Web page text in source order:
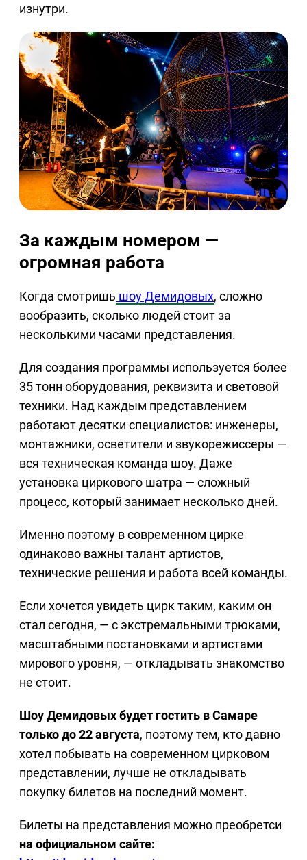
изнутри.
За каждым номером —
огромная работа
Когда смотришь шоу Демидовых, сложно
вообразить, сколько людей стоит за
несколькими часами представления.
Для создания программы используется более
35 тонн оборудования, реквизита и световой
техники. Над каждым представлением
работают десятки специалистов: инженеры,
монтажники, осветители и звукорежиссеры —
вся техническая команда шоу. Даже
установка циркового шатра — сложный
процесс, который занимает несколько дней.
Именно поэтому в современном цирке
одинаково важны талант артистов,
технические решения и работа всей команды.
Если хочется увидеть цирк таким, каким он
стал сегодня, — с экстремальными трюками,
масштабными постановками и артистами
мирового уровня, — откладывать знакомство
не стоит.
Шоу Демидовых будет гостить в Самаре
только до 22 августа, поэтому тем, кто давно
хотел побывать на современном цирковом
представлении, лучше не откладывать
покупку билетов на последний момент.
Билеты на представления можно преобретси
на официальном сайте: